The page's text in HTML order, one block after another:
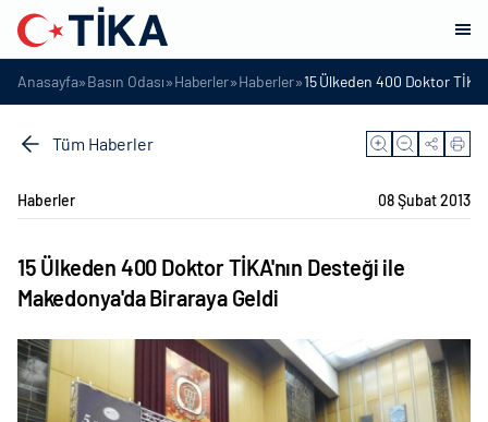
Anasayfa»Basın Odası»Haberler»Haberler»15 Ülkeden 400 Doktor
Tüm Haberler
Haberler 08 Şubat 2013
15 Ülkeden 400 Doktor TİKA'nın Desteği ile
Makedonya'da Biraraya Geldi